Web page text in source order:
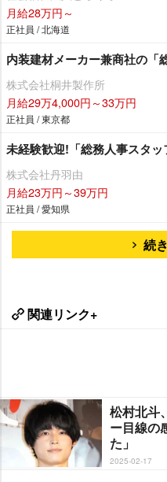
月給28万円～
正社員 / 北海道
内装建材メーカー兼商社の「
株式会社桐井製作所
月給29万4,000円～33万円
正社員 / 東京都
未経験歓迎!「総務人事スタ
株式会社丹羽由
月給23万円～39万円
正社員 / 愛知県
続
関連リンク+
松村北斗
ー目線の
た」
2025-02-17